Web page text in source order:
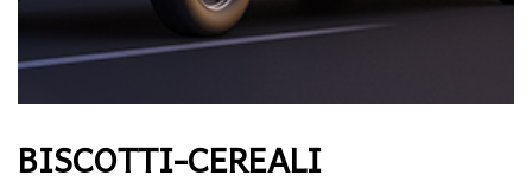
BISCOTTI-CEREALI